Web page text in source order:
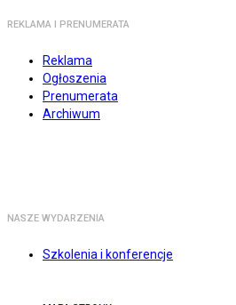
REKLAMA I PRENUMERATA
Reklama
Ogłoszenia
Prenumerata
Archiwum
NASZE WYDARZENIA
Szkolenia i konferencje